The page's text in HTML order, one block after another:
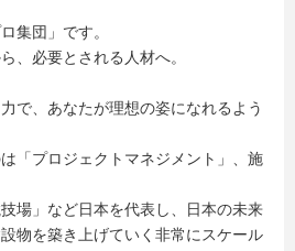
工管理の魅力を伝えます！
watch?v=qt64rCMf59s
し
大60万円 #あなたをひとりにはし
卒採用 #選考直結 #WEB説明会 #
集団」です。
、必要とされる人材へ。
で、あなたが理想の姿になれるよう
「プロジェクトマネジメント」、施
場」など日本を代表し、日本の未来
物を築き上げていく非常にスケール